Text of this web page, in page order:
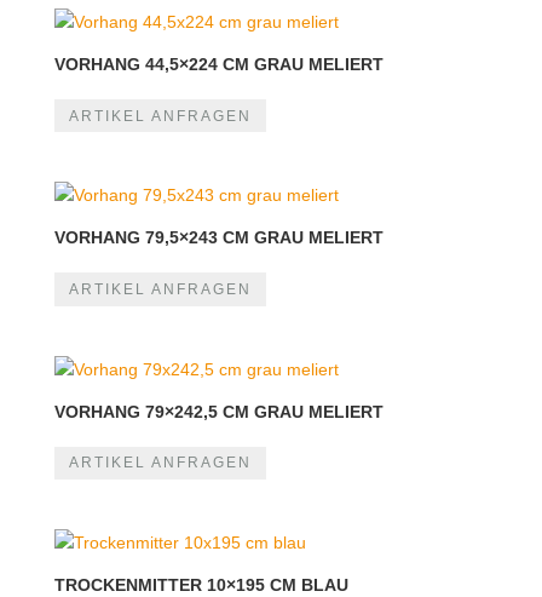
VORHANG 44,5×224 CM GRAU MELIERT
ARTIKEL ANFRAGEN
VORHANG 79,5×243 CM GRAU MELIERT
ARTIKEL ANFRAGEN
VORHANG 79×242,5 CM GRAU MELIERT
ARTIKEL ANFRAGEN
TROCKENMITTER 10×195 CM BLAU